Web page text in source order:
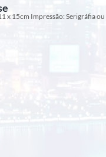
x 15cm Impressão: Serigráfia